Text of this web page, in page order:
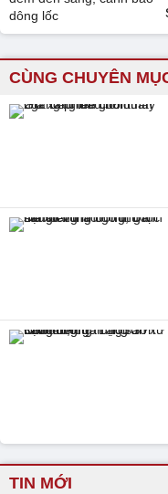
CÙNG CHUYÊN
TIN MỚI